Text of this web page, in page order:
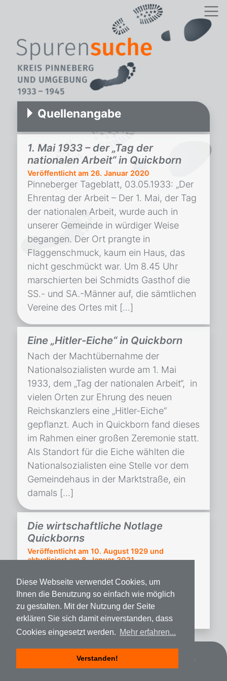
Diese Webseite verwendet Cookies, um
Ihnen die Benutzung so einfach wie möglich
zu gestalten. Mit der Nutzung der Seite
erklären Sie sich damit einverstanden, dass
Cookies eingesetzt werden. Mehr erfahren...
Verstanden!
Quellenangabe
1. Mai 1933 – der „Tag der
nationalen Arbeit“ in Quickborn
Veröffentlicht am 26. Januar 2020
Pinneberger Tageblatt, 03.05.1933: „Der
Ehrentag der Arbeit – Der 1. Mai, der Tag
der nationalen Arbeit, wurde auch in
unserer Gemeinde in würdiger Weise
begangen. Der Ort prangte in
Flaggenschmuck, kaum ein Haus, das
nicht geschmückt war. Um 8.45 Uhr
marschierten bei Schmidts Gasthof die
SS.- und SA.-Männer auf, die sämtlichen
Vereine des Ortes mit […]
Eine „Hitler-Eiche“ in Quickborn
Nach der Machtübernahme der
Nationalsozialisten wurde am 1. Mai
1933, dem „Tag der nationalen Arbeit“, in
vielen Orten zur Ehrung des neuen
Reichskanzlers eine „Hitler-Eiche“
gepflanzt. Auch in Quickborn fand dieses
im Rahmen einer großen Zeremonie statt.
Als Standort für die Eiche wählten die
Nationalsozialisten eine Stelle vor dem
Gemeindehaus in der Marktstraße, ein
damals […]
Die wirtschaftliche Notlage
Quickborns
Veröffentlicht am 10. August 1929 und
aktualisiert am 8. Januar 2021
wirtschaftliche Notlage und steuerliche
Überlastung in Quickborn Kreis
Pinneberg. Pinneberg 1929.
Impressum